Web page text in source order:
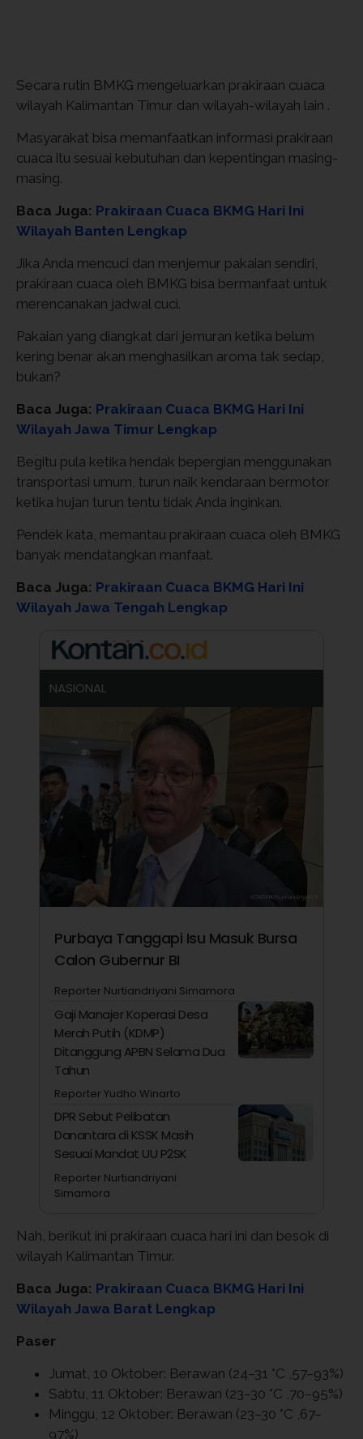
Secara rutin BMKG mengeluarkan prakiraan cuaca
wilayah Kalimantan Timur dan wilayah-wilayah lain .
Masyarakat bisa memanfaatkan informasi prakiraan
cuaca itu sesuai kebutuhan dan kepentingan masing-
masing.
Baca Juga: Prakiraan Cuaca BKMG Hari Ini
Wilayah Banten Lengkap
Jika Anda mencuci dan menjemur pakaian sendiri,
prakiraan cuaca oleh BMKG bisa bermanfaat untuk
merencanakan jadwal cuci.
Pakaian yang diangkat dari jemuran ketika belum
kering benar akan menghasilkan aroma tak sedap,
bukan?
Baca Juga: Prakiraan Cuaca BKMG Hari Ini
Wilayah Jawa Timur Lengkap
Begitu pula ketika hendak bepergian menggunakan
transportasi umum, turun naik kendaraan bermotor
ketika hujan turun tentu tidak Anda inginkan.
Pendek kata, memantau prakiraan cuaca oleh BMKG
banyak mendatangkan manfaat.
Baca Juga: Prakiraan Cuaca BKMG Hari Ini
Wilayah Jawa Tengah Lengkap
NASIONAL
Purbaya Tanggapi Isu Masuk Bursa
Calon Gubernur BI
Reporter Nurtiandriyani Simamora
Gaji Manajer Koperasi Desa
Merah Putih (KDMP)
Ditanggung APBN Selama Dua
Tahun
Reporter Yudho Winarto
DPR Sebut Pelibatan
Danantara di KSSK Masih
Sesuai Mandat UU P2SK
Reporter Nurtiandriyani
Simamora
Nah, berikut ini prakiraan cuaca hari ini dan besok di
wilayah Kalimantan Timur.
Baca Juga: Prakiraan Cuaca BKMG Hari Ini
Wilayah Jawa Barat Lengkap
Paser
Jumat, 10 Oktober: Berawan (24–31 °C ,57–93%)
Sabtu, 11 Oktober: Berawan (23–30 °C ,70–95%)
Minggu, 12 Oktober: Berawan (23–30 °C ,67–
97%)